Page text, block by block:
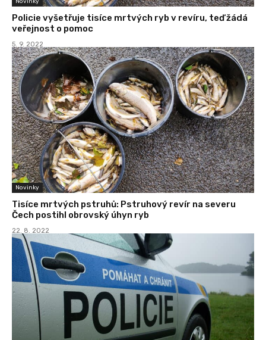
Policie vyšetřuje tisíce mrtvých ryb v revíru, teď žádá
veřejnost o pomoc
5. 9. 2022
Novinky
Tisíce mrtvých pstruhů: Pstruhový revír na severu
Čech postihl obrovský úhyn ryb
22. 8. 2022